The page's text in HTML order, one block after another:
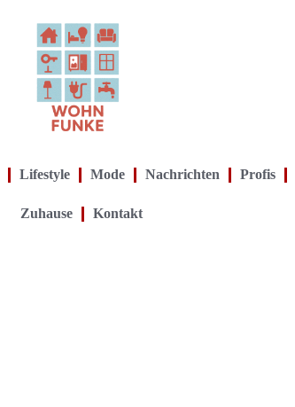
Lifestyle Mode Nachrichten Profis
Zuhause Kontakt